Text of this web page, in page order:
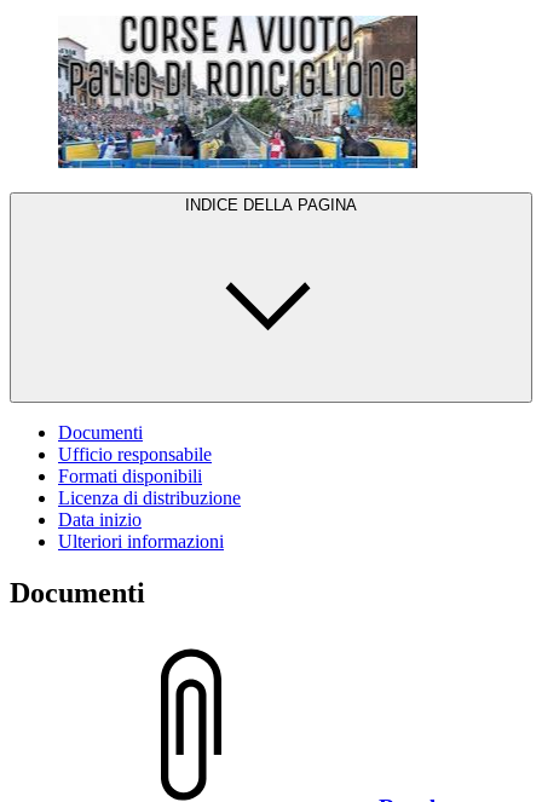
INDICE DELLA PAGINA
Documenti
Ufficio responsabile
Formati disponibili
Licenza di distribuzione
Data inizio
Ulteriori informazioni
Documenti